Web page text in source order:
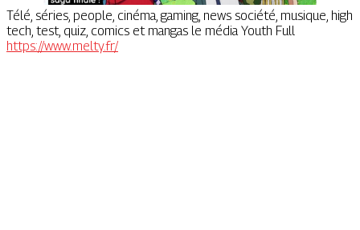
Télé, séries, people, cinéma, gaming, news société, musique, high
tech, test, quiz, comics et mangas le média Youth Full
https://www.melty.fr/